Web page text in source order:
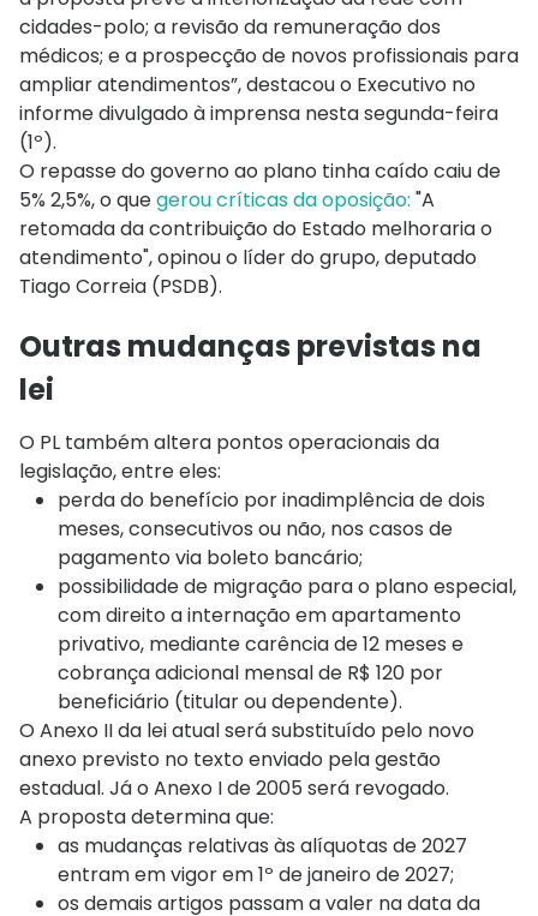
cidades-polo; a revisão da remuneração dos
médicos; e a prospecção de novos profissionais para
ampliar atendimentos”, destacou o Executivo no
informe divulgado à imprensa nesta segunda-feira
(1º).
O repasse do governo ao plano tinha caído caiu de
5% 2,5%, o quegerou críticas da oposição: "A
retomada da contribuição do Estado melhoraria o
atendimento", opinou o líder do grupo, deputado
Tiago Correia (PSDB).
Outras mudanças previstas na
lei
O PL também altera pontos operacionais da
legislação, entre eles:
perda do benefício por inadimplência de dois
meses, consecutivos ou não, nos casos de
pagamento via boleto bancário;
possibilidade de migração para o plano especial,
com direito a internação em apartamento
privativo, mediante carência de 12 meses e
cobrança adicional mensal de R$ 120 por
beneficiário (titular ou dependente).
O Anexo II da lei atual será substituído pelo novo
anexo previsto no texto enviado pela gestão
estadual. Já o Anexo I de 2005 será revogado.
A proposta determina que:
as mudanças relativas às alíquotas de 2027
entram em vigor em 1º de janeiro de 2027;
os demais artigos passam a valer na data da